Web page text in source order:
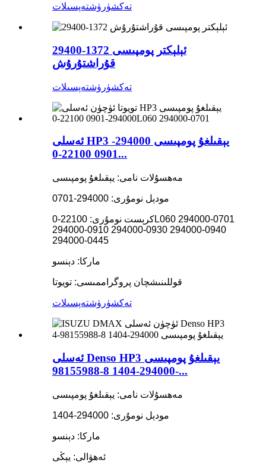
تەكشۈرۈشتەپسىلات
29400-1372 ئېلېكتر پومپىسى
قۇراشتۇرۇش
تەكشۈرۈشتەپسىلات
ئەسلى HP3 يېقىلغۇ پومپىسى 294000-
0901 22100-0...
مەھسۇلات نامى: يېقىلغۇ پومپىسى
مودېل نومۇرى: 294000-0701
كرېست نومۇرى: 22100-0L060 294000-0701
294000-0910 294000-0930 294000-0940
294000-0445
ماركا: دېنسو
قوللىنىشچان پروگراممىسى: تويوتا
تەكشۈرۈشتەپسىلات
ئەسلى Denso HP3 يېقىلغۇ پومپىسى
294000-1404 8-98155988-...
مەھسۇلات نامى: يېقىلغۇ پومپىسى
مودېل نومۇرى: 294000-1404
ماركا: دېنسو
ئەھۋالى: يېڭى